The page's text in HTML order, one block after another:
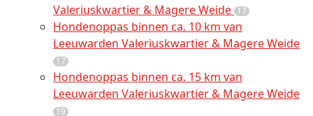
Valeriuskwartier & Magere Weide 17
Hondenoppas binnen ca. 10 km van
Leeuwarden Valeriuskwartier & Magere Weide
17
Hondenoppas binnen ca. 15 km van
Leeuwarden Valeriuskwartier & Magere Weide
19